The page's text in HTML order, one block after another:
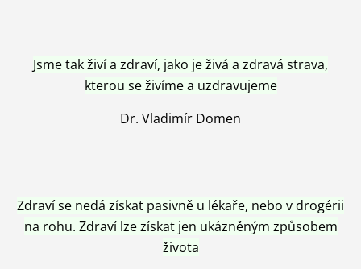
Jsme tak živí a zdraví, jako je živá a zdravá strava,
kterou se živíme a uzdravujeme
Dr. Vladimír Domen
Zdraví se nedá získat pasivně u lékaře, nebo v drogérii
na rohu. Zdraví lze získat jen ukázněným způsobem
života